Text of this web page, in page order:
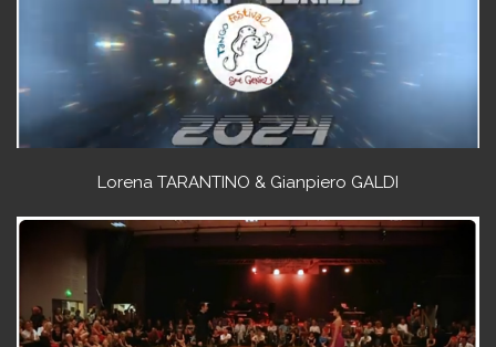
Lorena TARANTINO & Gianpiero GALDI